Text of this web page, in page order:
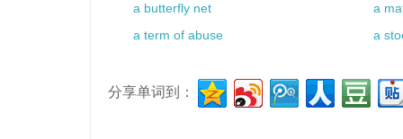
a butterfly net
a
a term of abuse
a
分享单词到：